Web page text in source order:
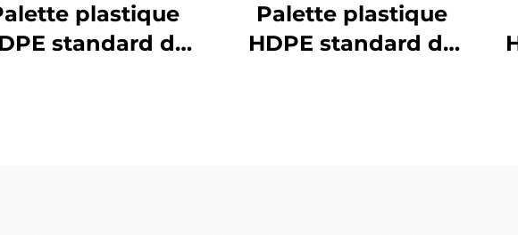
plastique
standard de
Palette plastique
HDPE standard de